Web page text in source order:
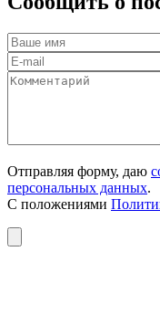
Отправляя форму, даю
персональных данных.
С положениями